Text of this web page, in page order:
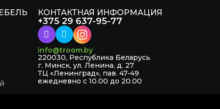
КОНТАКТНАЯ ИНФОРМАЦИЯ
+375 29 637-95-77
info@troom.by
220030, Республика Беларусь
г. Минск, ул. Ленина, д. 27
ТЦ «Ленинград», пав. 47-49
ежедневно с 10.00 до 20.00